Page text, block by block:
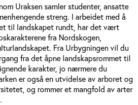
Uraksen samler studenter, ansatte
streng. I arbeidet med å
til landskapet rundt, har det vært
fra Nordskogen,
Fra Urbygningen vil du
fra det åpne landskapsrommet til
karakter, jo nærmere du
er også en utvidelse av arboret og
og rommer et mangfold av arter